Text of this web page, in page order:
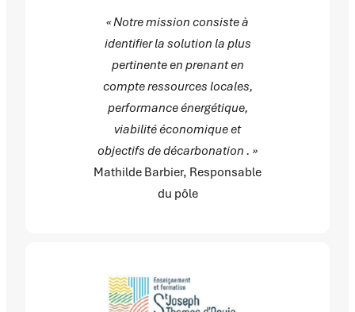
« Notre mission consiste à
identifier la solution la plus
pertinente en prenant en
compte ressources locales,
performance énergétique,
viabilité économique et
objectifs de décarbonation . »
Mathilde Barbier, Responsable
du pôle